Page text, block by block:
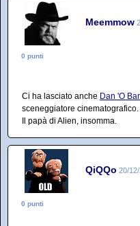
Meemmow
0 punti
Ci ha lasciato anche Dan 'O
sceneggiatore cinematografico.
Il papà di Alien, insomma.
QiQQo 20/
0 punti